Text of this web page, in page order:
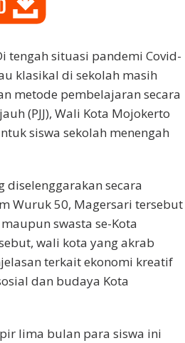
tengah situasi pandemi Covid-
klasikal di sekolah masih
metode pembelajaran secara
(PJJ), Wali Kota Mojokerto
siswa sekolah menengah
diselenggarakan secara
Wuruk 50, Magersari tersebut
swasta se-Kota
wali kota yang akrab
terkait ekonomi kreatif
dan budaya Kota
lima bulan para siswa ini